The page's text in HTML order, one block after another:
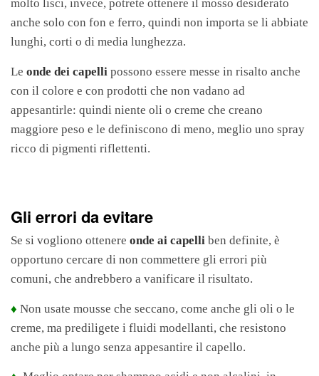
molto lisci, invece, potrete ottenere il mosso desiderato
anche solo con fon e ferro, quindi non importa se li abbiate
lunghi, corti o di media lunghezza.
Le onde dei capelli possono essere messe in risalto anche
con il colore e con prodotti che non vadano ad
appesantirle: quindi niente oli o creme che creano
maggiore peso e le definiscono di meno, meglio uno spray
ricco di pigmenti riflettenti.
Gli errori da evitare
Se si vogliono ottenere onde ai capelli ben definite, è
opportuno cercare di non commettere gli errori più
comuni, che andrebbero a vanificare il risultato.
♦ Non usate mousse che seccano, come anche gli oli o le
creme, ma prediligete i fluidi modellanti, che resistono
anche più a lungo senza appesantire il capello.